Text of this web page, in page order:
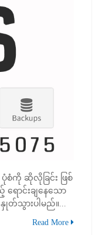
ပုံစံကို ဆိုလိုခြင်း ဖြစ်
ောင်းချနေသော
သွားပါမည်။...
Read More